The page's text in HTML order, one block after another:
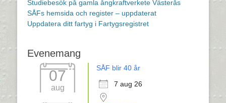
Studiebesök på gamla ångkraftverkete Västerås
SÅFs hemsida och register – uppdaterat
Uppdatera ditt fartyg i Fartygsregistret
Evenemang
07
aug
SÅF blir 40 år
7 aug 26